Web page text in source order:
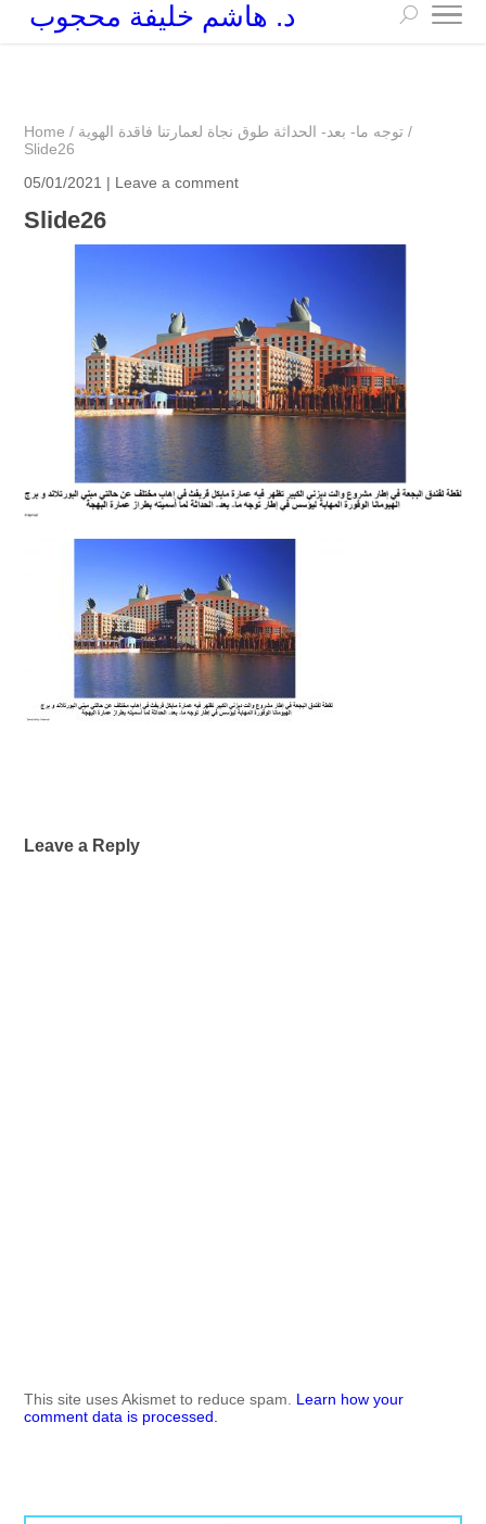
د. هاشم خليفة محجوب
Home / توجه ما- بعد- الحداثة طوق نجاة لعمارتنا فاقدة الهوية /
Slide26
05/01/2021 | Leave a comment
Slide26
Leave a Reply
This site uses Akismet to reduce spam. Learn how your
comment data is processed.